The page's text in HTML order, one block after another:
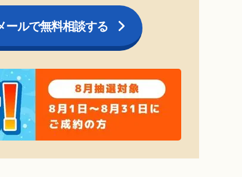
ールで無料相談する